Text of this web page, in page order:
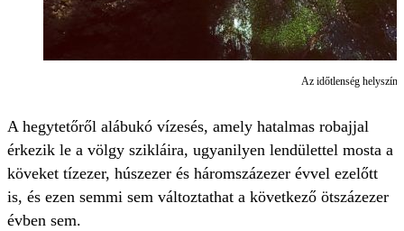
Az időtlenség
A hegytetőről alábukó vízesés, amely hatalmas robajjal
érkezik le a völgy szikláira, ugyanilyen lendülettel mosta a
köveket tízezer, húszezer és háromszázezer évvel ezelőtt
is, és ezen semmi sem változtathat a következő ötszázezer
évben sem.